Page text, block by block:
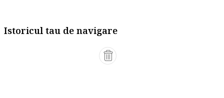
Istoricul tau de navigare